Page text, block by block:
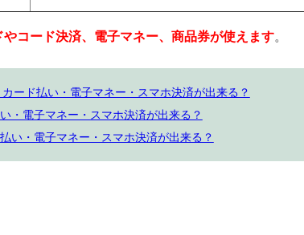
やコード決済、電子マネー、商品券が使えます。
ード払い・電子マネー・スマホ決済が出来る？
・電子マネー・スマホ決済が出来る？
い・電子マネー・スマホ決済が出来る？